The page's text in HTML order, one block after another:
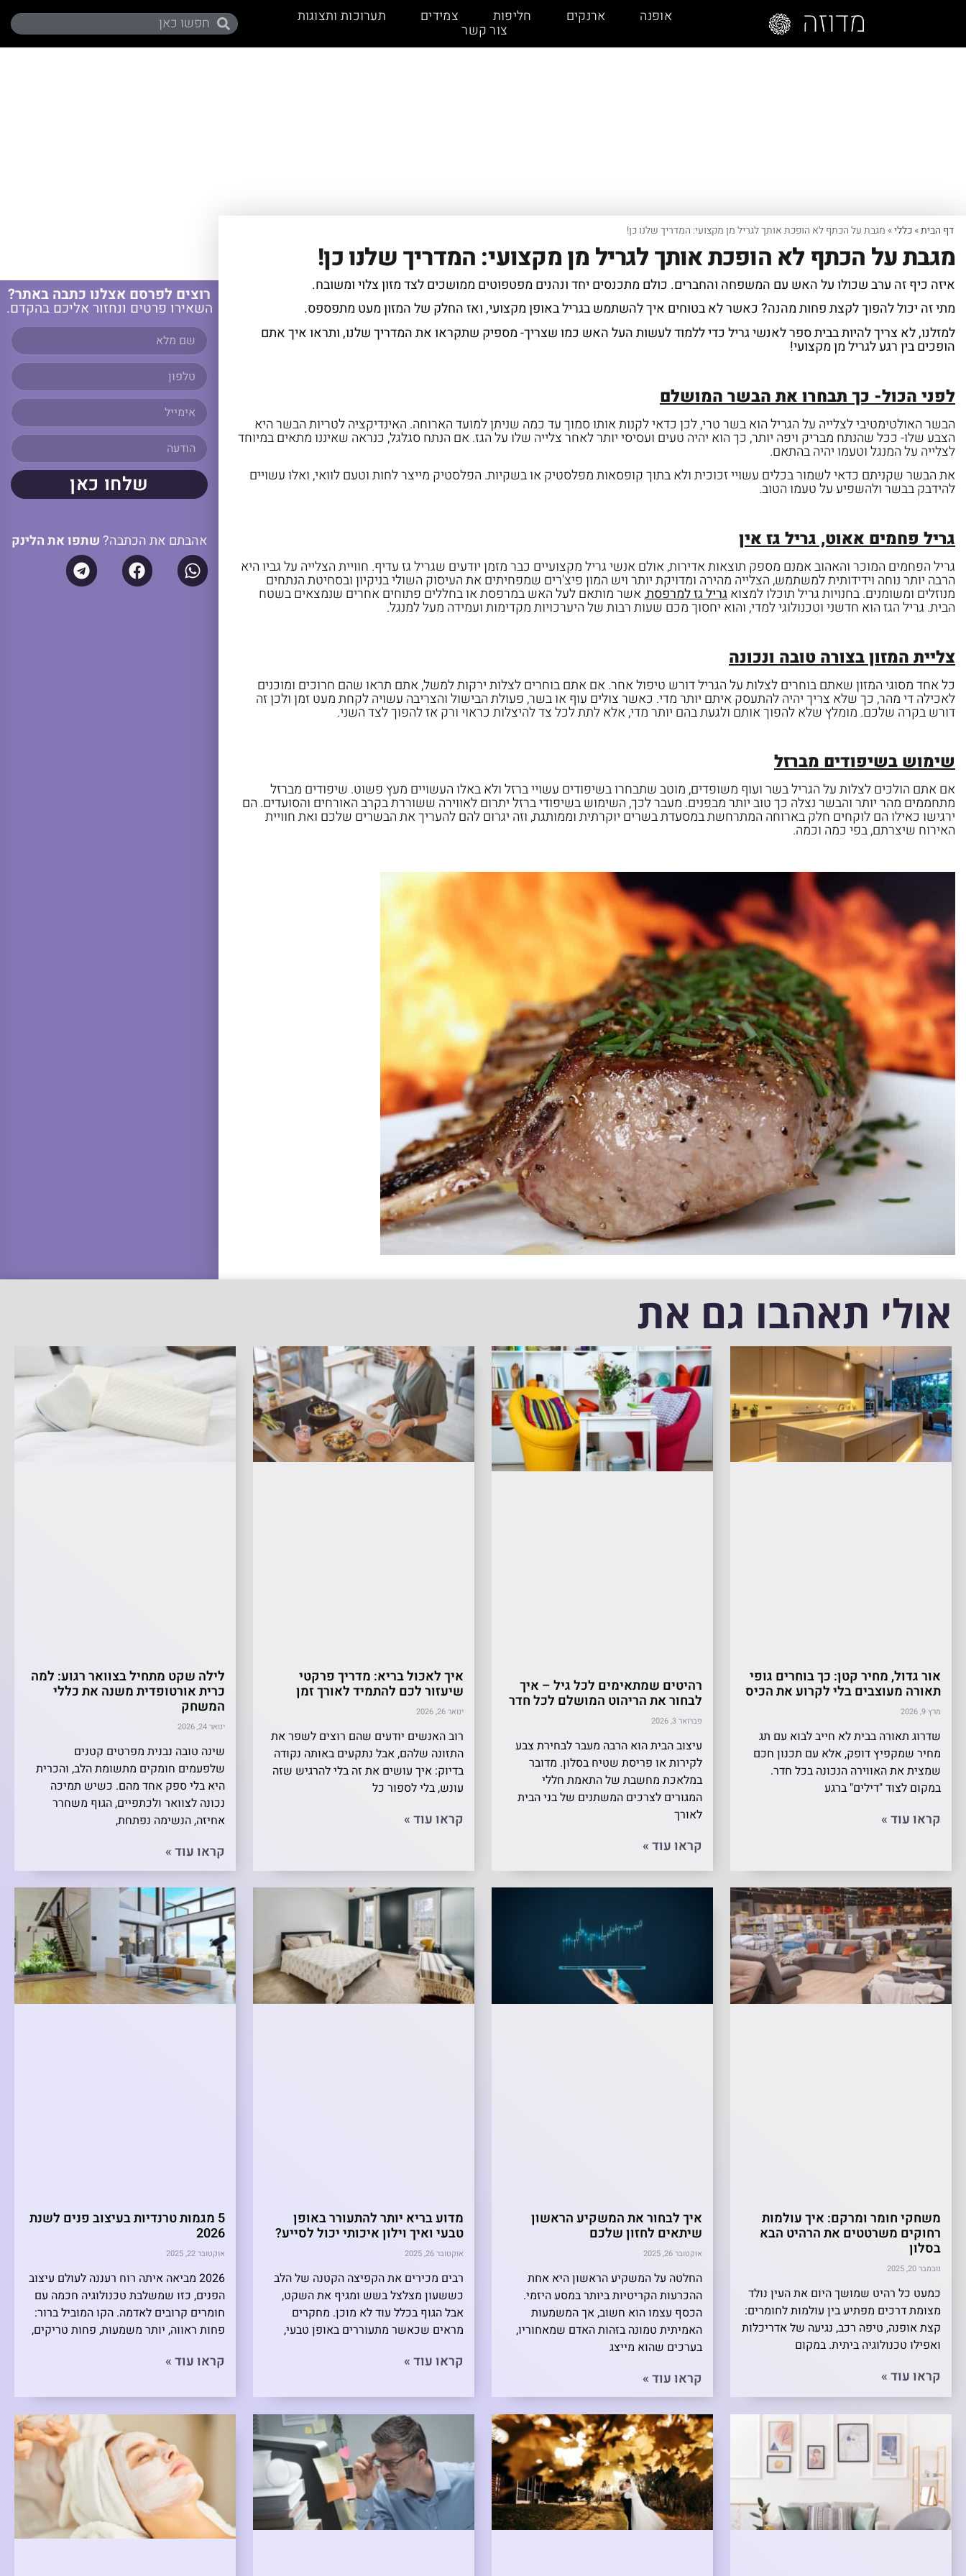
אופנה ארנקים חליפות צמידים תערוכות ותצוגות
צור קשר
דף הבית»כללי» מגבת על הכתף לא הופכת אותך לגריל מן מקצועי: המדריך שלנו כן!
מגבת על הכתף לא הופכת אותך לגריל מן מקצועי: המדריך שלנו כן!
איזה כיף זה ערב שכולו על האש עם המשפחה והחברים. כולם מתכנסים יחד ונהנים מפטפוטים ממושכים לצד מזון צלוי ומשובח.
מתי זה יכול להפוך לקצת פחות מהנה? כאשר לא בטוחים איך להשתמש בגריל באופן מקצועי, ואז החלק של המזון מעט מתפספס.
למזלנו, לא צריך להיות בבית ספר לאנשי גריל כדי ללמוד לעשות העל האש כמו שצריך- מספיק שתקראו את המדריך שלנו, ותראו איך אתם
הופכים בין רגע לגריל מן מקצועי!
לפני הכול- כך תבחרו את הבשר המושלם
הבשר האולטימטיבי לצלייה על הגריל הוא בשר טרי, לכן כדאי לקנות אותו סמוך עד כמה שניתן למועד הארוחה. האינדיקציה לטריות הבשר היא
הצבע שלו- ככל שהנתח מבריק ויפה יותר, כך הוא יהיה טעים ועסיסי יותר לאחר צלייה שלו על הגז. אם הנתח סגלגל, כנראה שאיננו מתאים במיוחד
לצלייה על המנגל וטעמו יהיה בהתאם.
את הבשר שקניתם כדאי לשמור בכלים עשויי זכוכית ולא בתוך קופסאות מפלסטיק או בשקיות. הפלסטיק מייצר לחות וטעם לוואי, ואלו עשויים
להידבק בבשר ולהשפיע על טעמו הטוב.
גריל פחמים אאוט, גריל גז אין
גריל הפחמים המוכר והאהוב אמנם מספק תוצאות אדירות, אולם אנשי גריל מקצועיים כבר מזמן יודעים שגריל גז עדיף. חוויית הצלייה על גביו היא
הרבה יותר נוחה וידידותית למשתמש, הצלייה מהירה ומדויקת יותר ויש המון פיצ'רים שמפחיתים את העיסוק השולי בניקיון ובסחיטת הנתחים
מנוזלים ומשומנים. בחנויות גריל תוכלו למצואגריל גז למרפסת, אשר מותאם לעל האש במרפסת או בחללים פתוחים אחרים שנמצאים בשטח
הבית. גריל הגז הוא חדשני וטכנולוגי למדי, והוא יחסוך מכם שעות רבות של היערכויות מקדימות ועמידה מעל למנגל.
צליית המזון בצורה טובה ונכונה
כל אחד מסוגי המזון שאתם בוחרים לצלות על הגריל דורש טיפול אחר. אם אתם בוחרים לצלות ירקות למשל, אתם תראו שהם חרוכים ומוכנים
לאכילה די מהר, כך שלא צריך יהיה להתעסק איתם יותר מדי. כאשר צולים עוף או בשר, פעולת הבישול והצריבה עשויה לקחת מעט זמן ולכן זה
דורש בקרה שלכם. מומלץ שלא להפוך אותם ולגעת בהם יותר מדי, אלא לתת לכל צד להיצלות כראוי ורק אז להפוך לצד השני.
שימוש בשיפודים מברזל
אם אתם הולכים לצלות על הגריל בשר ועוף משופדים, מוטב שתבחרו בשיפודים עשויי ברזל ולא באלו העשויים מעץ פשוט. שיפודים מברזל
מתחממים מהר יותר והבשר נצלה כך טוב יותר מבפנים. מעבר לכך, השימוש בשיפודי ברזל יתרום לאווירה ששוררת בקרב האורחים והסועדים. הם
ירגישו כאילו הם לוקחים חלק בארוחה המתרחשת במסעדת בשרים יוקרתית וממותגת, וזה יגרום להם להעריך את הבשרים שלכם ואת חוויית
האירוח שיצרתם, בפי כמה וכמה.
רוצים לפרסם אצלנו כתבה באתר?
השאירו פרטים ונחזור אליכם בהקדם.
שלחו כאן
אהבתם את הכתבה?שתפו את הלינק
אולי תאהבו גם את
אור גדול, מחיר קטן: כך בוחרים גופי
תאורה מעוצבים בלי לקרוע את הכיס
מרץ 9, 2026
שדרוג תאורה בבית לא חייב לבוא עם תג
מחיר שמקפיץ דופק, אלא עם תכנון חכם
שמצית את האווירה הנכונה בכל חדר.
במקום לצוד "דילים" ברגע
קראו עוד »
רהיטים שמתאימים לכל גיל – איך
לבחור את הריהוט המושלם לכל חדר
פברואר 3, 2026
עיצוב הבית הוא הרבה מעבר לבחירת צבע
לקירות או פריסת שטיח בסלון. מדובר
במלאכת מחשבת של התאמת חללי
המגורים לצרכים המשתנים של בני הבית
לאורך
קראו עוד »
איך לאכול בריא: מדריך פרקטי
שיעזור לכם להתמיד לאורך זמן
ינואר 26, 2026
רוב האנשים יודעים שהם רוצים לשפר את
התזונה שלהם, אבל נתקעים באותה נקודה
בדיוק: איך עושים את זה בלי להרגיש שזה
עונש, בלי לספור כל
קראו עוד »
לילה שקט מתחיל בצוואר רגוע: למה
כרית אורטופדית משנה את כללי
המשחק
ינואר 24, 2026
שינה טובה נבנית מפרטים קטנים
שלפעמים חומקים מתשומת הלב, והכרית
היא בלי ספק אחד מהם. כשיש תמיכה
נכונה לצוואר ולכתפיים, הגוף משחרר
אחיזה, הנשימה נפתחת,
קראו עוד »
משחקי חומר ומרקם: איך עולמות
רחוקים משרטטים את הרהיט הבא
בסלון
נובמבר 20, 2025
כמעט כל רהיט שמושך היום את העין נולד
מצומת דרכים מפתיע בין עולמות לחומרים:
קצת אופנה, טיפה רכב, נגיעה של אדריכלות
ואפילו טכנולוגיה ביתית. במקום
קראו עוד »
איך לבחור את המשקיע הראשון
שיתאים לחזון שלכם
אוקטובר 26, 2025
החלטה על המשקיע הראשון היא אחת
ההכרעות הקריטיות ביותר במסע היזמי.
הכסף עצמו הוא חשוב, אך המשמעות
האמיתית טמונה בזהות האדם שמאחוריו,
בערכים שהוא מייצג
קראו עוד »
מדוע בריא יותר להתעורר באופן
טבעי ואיך וילון איכותי יכול לסייע?
אוקטובר 26, 2025
רבים מכירים את הקפיצה הקטנה של הלב
כששעון מצלצל בשש ומגיף את השקט,
אבל הגוף בכלל עוד לא מוכן. מחקרים
מראים שכאשר מתעוררים באופן טבעי,
קראו עוד »
5 מגמות טרנדיות בעיצוב פנים לשנת
2026
אוקטובר 22, 2025
2026 מביאה איתה רוח רעננה לעולם עיצוב
הפנים, כזו שמשלבת טכנולוגיה חכמה עם
חומרים קרובים לאדמה. הקו המוביל ברור:
פחות ראווה, יותר משמעות, פחות טריקים,
קראו עוד »